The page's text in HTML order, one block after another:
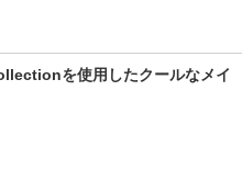
を使用したクールなメイ